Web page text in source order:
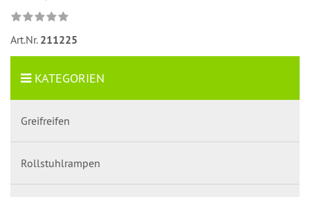
Art.Nr. 211225
KATEGORIEN
Greifreifen
Rollstuhlrampen